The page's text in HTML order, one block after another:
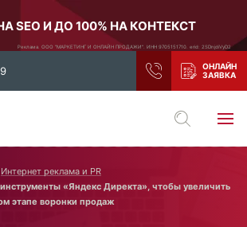
SEO И ДО 100% НА КОНТЕКСТ
Реклама. ООО "МАРКЕТИНГ И ОНЛАЙН ПРОДАЖИ". ИНН 9705151710. erid: 2SDnjdiVyD2
город
Тамбов
Интернет реклама и PR
«Яндекс Директа», чтобы увеличить
этапе воронки продаж